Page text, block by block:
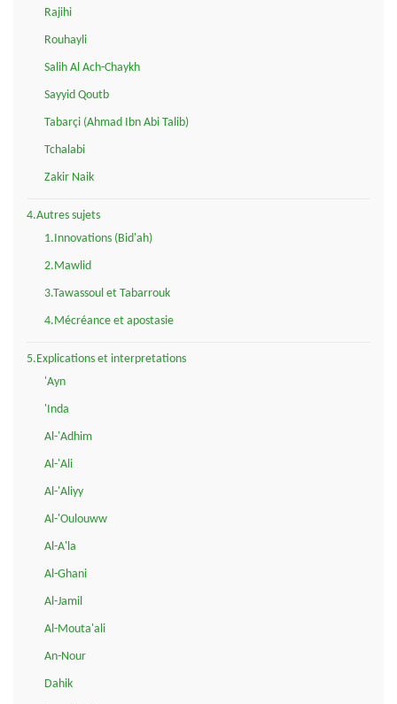
Rajihi
Rouhayli
Salih Al Ach-Chaykh
Sayyid Qoutb
Tabarçi (Ahmad Ibn Abi Talib)
Tchalabi
Zakir Naik
4.Autres sujets
1.Innovations (Bid'ah)
2.Mawlid
3.Tawassoul et Tabarrouk
4.Mécréance et apostasie
5.Explications et interpretations
'Ayn
'Inda
Al-'Adhim
Al-'Ali
Al-'Aliyy
Al-'Oulouww
Al-A'la
Al-Ghani
Al-Jamil
Al-Mouta'ali
An-Nour
Dahik